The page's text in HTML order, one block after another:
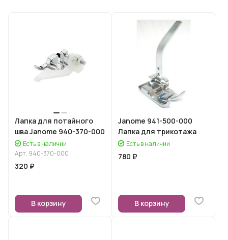
Лапка для потайного
шва Janome 940-370-000
Есть в наличии
Арт. 940-370-000
320 ₽
В корзину
Janome 941-500-000
Лапка для трикотажа
Есть в наличии
780 ₽
В корзину